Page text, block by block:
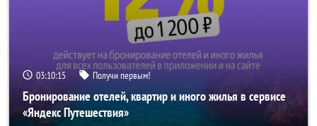
03:10:15 Получи первым!
Бронирование отелей, квартир и иного жилья в сервисе
«Яндекс Путешествия»